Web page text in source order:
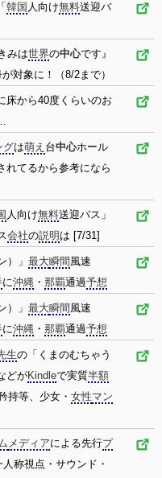
韓国 人向け無料送迎バ
みは世界の中心です』
対象に！（8/2まで）
床から40度くらいのお
グは萌え 台中心ホール
れてるから参考になら
人向け無料送迎バス」
会社の説明 は [7/31]
）」 最大瞬間 風速
に沖縄 ・ 那覇通過予想
）」 最大瞬間 風速
に沖縄 ・ 那覇通過予想
生の「くまのむちゃう
どがKindleで実質半額
持等、少女・ 女性マン
メディアによる先行プ
称視点・サウンド・